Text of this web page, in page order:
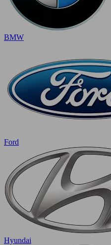
BMW
Ford
Hyundai